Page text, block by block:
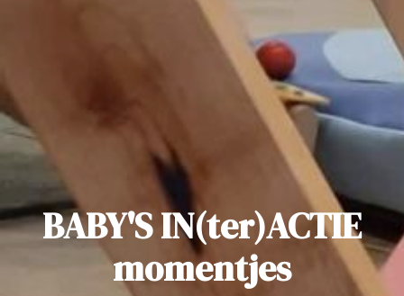
BABY'S IN(ter)ACTIE
momentjes